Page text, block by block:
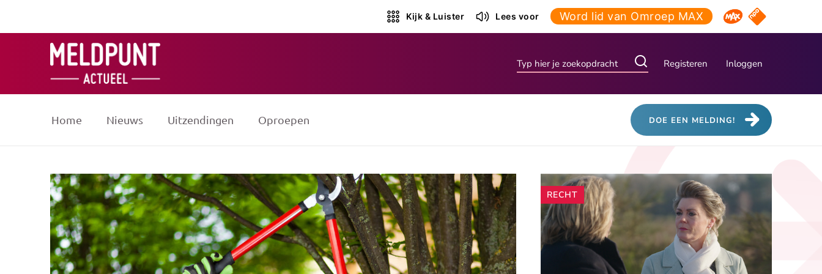
Kijk & Luister Lees voor Word lid van Omroep MAX Omroep MAX
NPO Start
Registeren Inloggen
Home Nieuws Uitzendingen Oproepen DOE EEN MELDING!
Andere
artikelen
RECHT